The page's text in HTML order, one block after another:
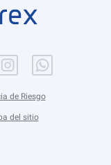
de Riesgo
del sitio